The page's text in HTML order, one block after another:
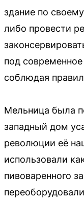
здание по
либо провести
под
соблюдая
Мельница была
западный дом
революции её
использовали
пивоваренного